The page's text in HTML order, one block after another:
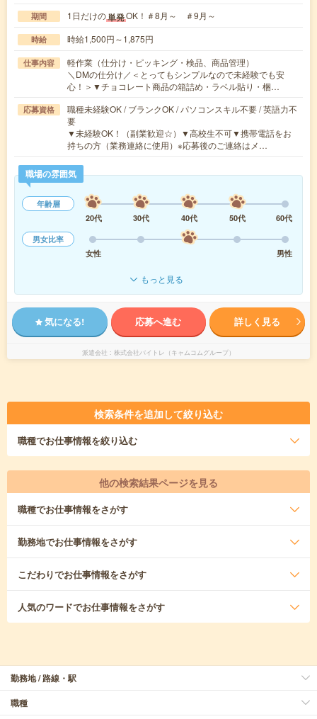
期間 1日だけの単発OK！＃8月～ ＃9月～
時給 時給1,500円～1,875円
仕事内容
軽作業（仕分け・ピッキング・検品、商品管理）
＼DMの仕分け／＜とってもシンプルなので未経験でも安
心！＞▼チョコレート商品の箱詰め・ラベル貼り・梱…
応募資格
職種未経験OK / ブランクOK / パソコンスキル不要 / 英語力不
要
▼未経験OK！（副業歓迎☆）▼高校生不可▼携帯電話をお
持ちの方（業務連絡に使用）※応募後のご連絡はメ…
職場の雰囲気
年齢層
20代
30代 40代 50代
60代
男女比率
女性
男性
もっと見る
気になる! 応募へ進む 詳しく見る
派遣会社 株式会社バイトレ（キャムコムグループ）
検索条件を追加して絞り込む
職種でお仕事情報を絞り込む
他の検索結果ページを見る
職種でお仕事情報をさがす
勤務地でお仕事情報をさがす
こだわりでお仕事情報をさがす
人気のワードでお仕事情報をさがす
勤務地 / 路線・駅
職種